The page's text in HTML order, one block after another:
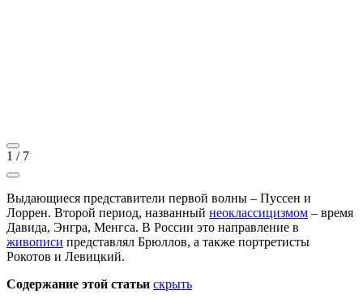
1 / 7
Выдающиеся представители первой волны – Пуссен и
Лоррен. Второй период, названный неоклассицизмом – время
Давида, Энгра, Менгса. В России это направление в
живописи представлял Брюллов, а также портретисты
Рокотов и Левицкий.
Содержание этой статьи скрыть